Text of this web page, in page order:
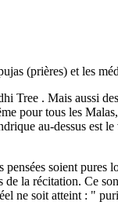
(prières) et les
Tree . Mais aussi
pour tous les
au-dessus est
soient pures
la récitation. Ce
ne soit atteint : "